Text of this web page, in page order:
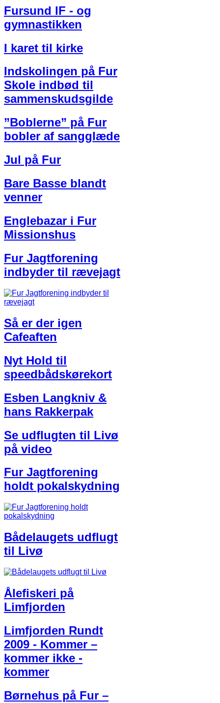
Fursund IF - og
gymnastikken
I karet til kirke
Indskolingen på Fur
Skole indbød til
sammenskudsgilde
”Boblerne” på Fur
bobler af sangglæde
Jul på Fur
Bare Basse blandt
venner
Englebazar i Fur
Missionshus
Fur Jagtforening
indbyder til rævejagt
Så er der igen
Cafeaften
Nyt Hold til
speedbådskørekort
Esben Langkniv &
hans Rakkerpak
Se udflugten til Livø
på video
Fur Jagtforening
holdt pokalskydning
Bådelaugets udflugt
til Livø
Ålefiskeri på
Limfjorden
Limfjorden Rundt
2009 - Kommer –
kommer ikke -
kommer
Børnehus på Fur –